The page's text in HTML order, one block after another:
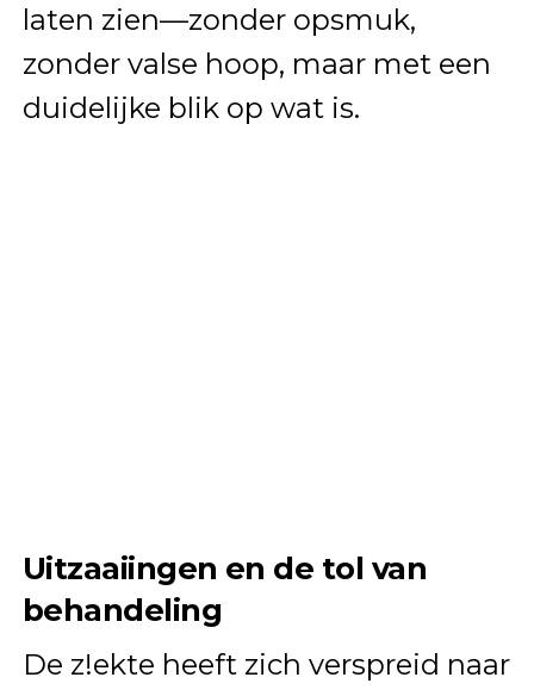
laten zien—zonder opsmuk,
zonder valse hoop, maar met een
duidelijke blik op wat is.
Uitzaaiingen en de tol van
behandeling
De z!ekte heeft zich verspreid naar